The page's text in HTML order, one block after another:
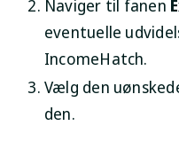
Naviger til fanen
eventuelle
IncomeHatch.
Vælg den
den.